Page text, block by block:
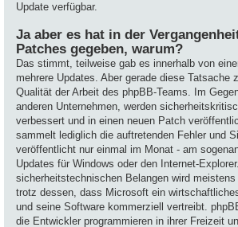
Update verfügbar.
Ja aber es hat in der
Patches gegeben, warum?
Das stimmt, teilweise gab es innerhalb von
mehrere Updates. Aber gerade diese Tatsache
Qualität der Arbeit des phpBB-Teams. Im
anderen Unternehmen, werden
verbessert und in einen neuen Patch
sammelt lediglich die auftretenden Fehler und
veröffentlicht nur einmal im Monat - am
Updates für Windows oder den Internet-
sicherheitstechnischen Belangen wird
trotz dessen, dass Microsoft ein
und seine Software kommerziell vertreibt.
die Entwickler programmieren in ihrer Freizeit